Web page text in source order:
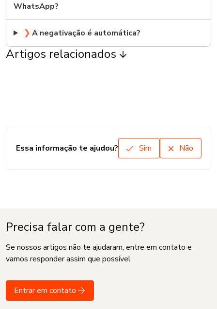
WhatsApp?
❯ A negativação é automática?
Artigos relacionados
Essa informação te ajudou? Sim Não
Precisa falar com a gente?
Se nossos artigos não te ajudaram, entre em contato e
vamos responder assim que possível
Entrar em contato